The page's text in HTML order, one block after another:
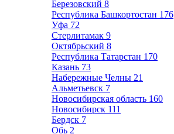
Березовский 8
Республика Башкортостан 176
Уфа 72
Стерлитамак 9
Октябрьский 8
Республика Татарстан 170
Казань 73
Набережные Челны 21
Альметьевск 7
Новосибирская область 160
Новосибирск 111
Бердск 7
Обь 2